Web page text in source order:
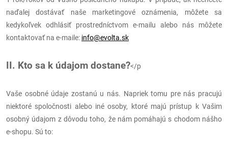
naďalej dostávať naše marketingové oznámenia, môžete sa
kedykoľvek odhlásiť prostredníctvom e-mailu alebo nás môžete
kontaktovať na e-maile: info@evolta.sk
II. Kto sa k údajom dostane?</p
Vaše osobné údaje zostanú u nás. Napriek tomu pre nás pracujú
niektoré spoločnosti alebo iné osoby, ktoré majú prístup k Vašim
osobný údajom z dôvodu toho, že nám pomáhajú s chodom nášho
e-shopu. Sú to: